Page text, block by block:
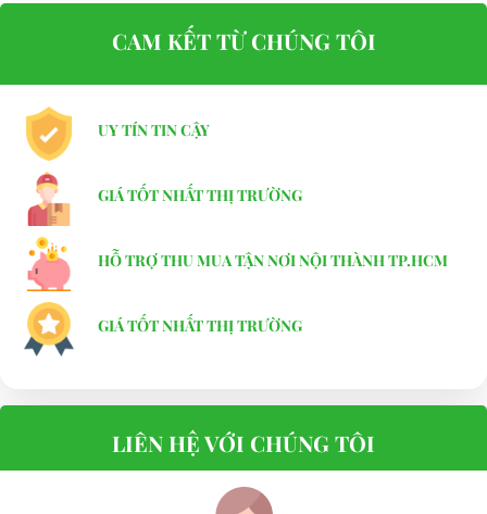
CAM KẾT TỪ CHÚNG TÔI
UY TÍN TIN CẬY
GIÁ TỐT NHẤT THỊ TRƯỜNG
HỖ TRỢ THU MUA TẬN NƠI NỘI THÀNH TP.HCM
GIÁ TỐT NHẤT THỊ TRƯỜNG
LIÊN HỆ VỚI CHÚNG TÔI